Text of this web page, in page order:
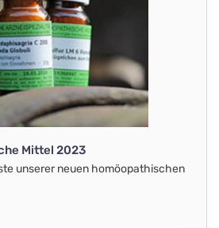
Mittel 2023
unserer neuen homöopathischen